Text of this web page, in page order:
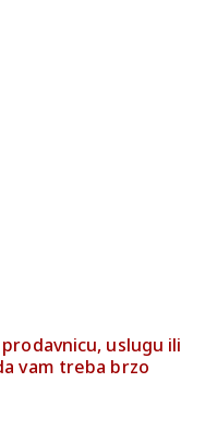
uslugu ili
vam treba brzo